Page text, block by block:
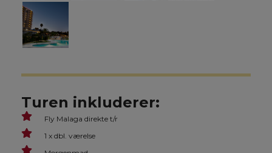
Turen inkluderer:
Fly Malaga direkte t/r
1 x dbl. værelse